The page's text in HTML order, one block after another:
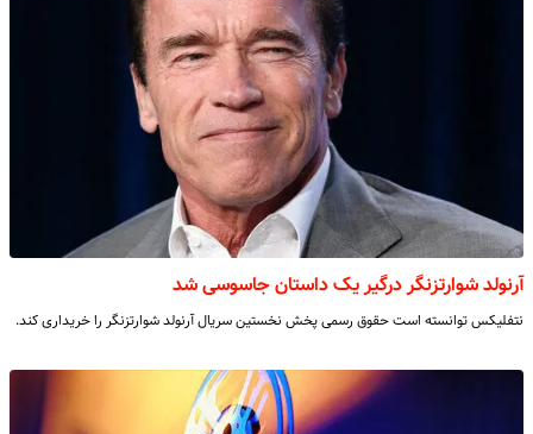
آرنولد شوارتزنگر درگیر یک داستان جاسوسی شد
نتفلیکس توانسته است حقوق رسمی پخش نخستین سریال آرنولد شوارتزنگر را خریداری کند.